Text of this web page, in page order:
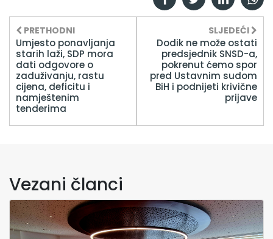
PRETHODNI
Umjesto ponavljanja
starih laži, SDP mora
dati odgovore o
zaduživanju, rastu
cijena, deficitu i
namještenim
tenderima
SLJEDEĆI
Dodik ne može ostati
predsjednik SNSD-a,
pokrenut ćemo spor
pred Ustavnim sudom
BiH i podnijeti krivične
prijave
Vezani članci